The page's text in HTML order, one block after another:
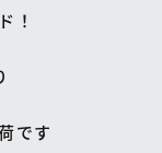
！
です